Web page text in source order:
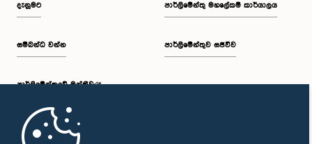
දැනුමට
සම්බන්ධ වන්න
පාර්ලි‌මේන්තුවේ මන්ත්‍රීවරු
මුල් පිටුව
පාර්ලිමේන්තු මහලේකම් කාර්යාලය
පාර්ලිමේන්තුව සජීවීව